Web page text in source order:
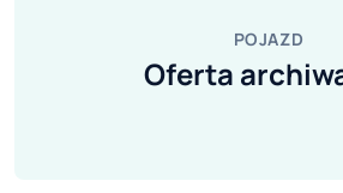
POJAZD
Oferta